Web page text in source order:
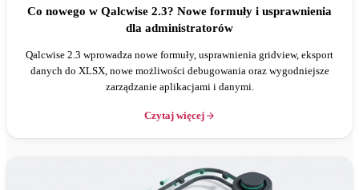
Co nowego w Qalcwise 2.3? Nowe formuły i usprawnienia
dla administratorów
Qalcwise 2.3 wprowadza nowe formuły, usprawnienia gridview, eksport
danych do XLSX, nowe możliwości debugowania oraz wygodniejsze
zarządzanie aplikacjami i danymi.
Czytaj więcej